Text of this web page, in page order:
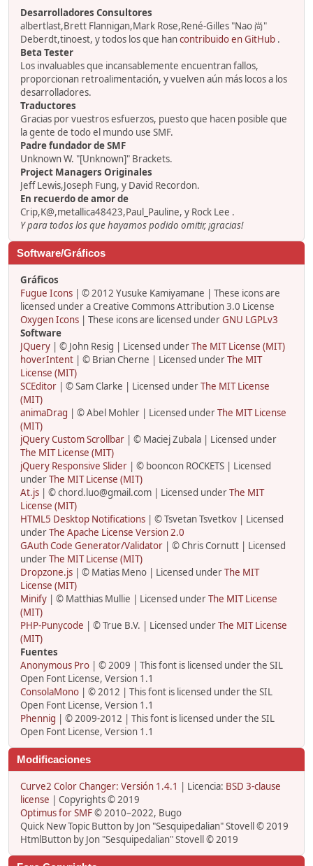
Desarrolladores Consultores
albertlast,Brett Flannigan,Mark Rose,René-Gilles "Nao 尚"
Deberdt,tinoest, y todos los que hancontribuido en GitHub .
Beta Tester
Los invaluables que incansablemente encuentran fallos,
proporcionan retroalimentación, y vuelven aún más locos a los
desarrolladores.
Traductores
Gracias por vuestros esfuerzos, puesto que hacen posible que
la gente de todo el mundo use SMF.
Padre fundador de SMF
Unknown W. "[Unknown]" Brackets.
Project Managers Originales
Jeff Lewis,Joseph Fung, y David Recordon.
En recuerdo de amor de
Crip,K@,metallica48423,Paul_Pauline, y Rock Lee .
Y para todos los que hayamos podido omitir, ¡gracias!
Software/Gráficos
Gráficos
Fugue Icons | © 2012 Yusuke Kamiyamane | These icons are
licensed under a Creative Commons Attribution 3.0 License
Oxygen Icons | These icons are licensed underGNU LGPLv3
Software
JQuery | © John Resig | Licensed underThe MIT License (MIT)
hoverIntent | © Brian Cherne | Licensed underThe MIT
License (MIT)
SCEditor | © Sam Clarke | Licensed underThe MIT License
(MIT)
animaDrag | © Abel Mohler | Licensed underThe MIT License
(MIT)
jQuery Custom Scrollbar | © Maciej Zubala | Licensed under
The MIT License (MIT)
jQuery Responsive Slider | © booncon ROCKETS | Licensed
underThe MIT License (MIT)
At.js | © chord.luo@gmail.com | Licensed underThe MIT
License (MIT)
HTML5 Desktop Notifications | © Tsvetan Tsvetkov | Licensed
underThe Apache License Version 2.0
GAuth Code Generator/Validator | © Chris Cornutt | Licensed
underThe MIT License (MIT)
Dropzone.js | © Matias Meno | Licensed underThe MIT
License (MIT)
Minify | © Matthias Mullie | Licensed underThe MIT License
(MIT)
PHP-Punycode | © True B.V. | Licensed underThe MIT License
(MIT)
Fuentes
Anonymous Pro | © 2009 | This font is licensed under the SIL
Open Font License, Version 1.1
ConsolaMono | © 2012 | This font is licensed under the SIL
Open Font License, Version 1.1
Phennig | © 2009-2012 | This font is licensed under the SIL
Open Font License, Version 1.1
Modificaciones
Curve2 Color Changer: Versión 1.4.1 | Licencia: BSD 3-clause
license | Copyrights © 2019
Optimus for SMF© 2010–2022, Bugo
Quick New Topic Button by Jon "Sesquipedalian" Stovell © 2019
HtmlButton by Jon "Sesquipedalian" Stovell © 2019